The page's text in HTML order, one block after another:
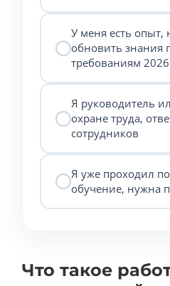
У меня есть опыт,
обновить знания
требованиям 2026
Я руководитель
охране труда,
сотрудников
Я уже проходил
обучение, нужна
Что такое